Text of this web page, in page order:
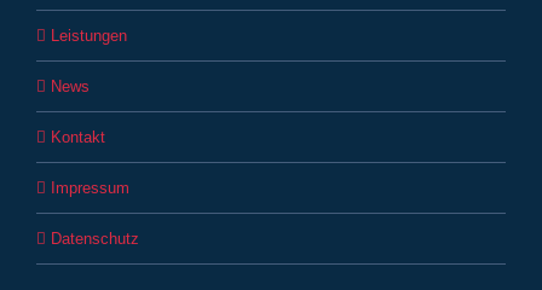
Leistungen
News
Kontakt
Impressum
Datenschutz